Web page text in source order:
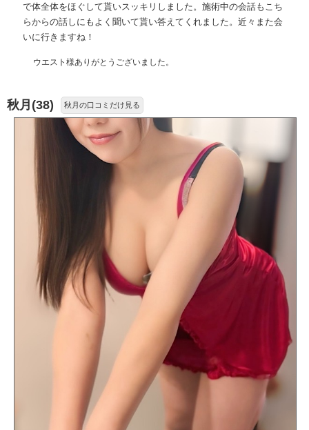
で体全体をほぐして貰いスッキリしました。施術中の会話もこち
らからの話しにもよく聞いて貰い答えてくれました。近々また会
いに行きますね！
ウエスト様ありがとうございました。
秋月(38) 秋月の口コミだけ見る